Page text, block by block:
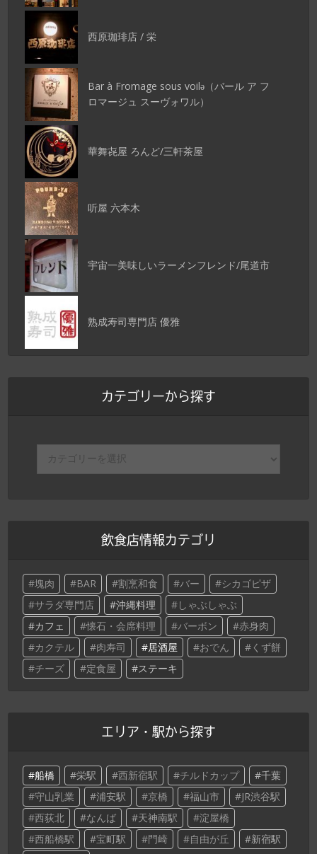
西原珈琲店 / 栄
Bar à Fromage sous voilǝ（バール ア フ
ロマージュ スーヴォワル）
華舞㐂屋 ろんど/三軒茶屋
听屋 六本木
宇宙一美味しいラーメンフレンド/尾道市
熟成寿司専門店 優雅
カテゴリーから探す
飲食店情報カテゴリ
塊肉 BAR 割烹和食 バー
シカゴピザ
サラダ専門店
沖縄料理
しゃぶしゃぶ
カフェ
懐石・会席料理 バーボン
赤身肉
カクテル
肉寿司 居酒屋 おでん
くず餅
チーズ
定食屋 ステーキ
エリア・駅から探す
船橋 栄駅 西新宿駅 チルドカップ
千葉
守山乳業
浦安駅 京橋 福山市
JR渋谷駅
西荻北
なんば 天神南駅
淀屋橋
西船橋駅
宝町駅 門崎 自由が丘
新宿駅